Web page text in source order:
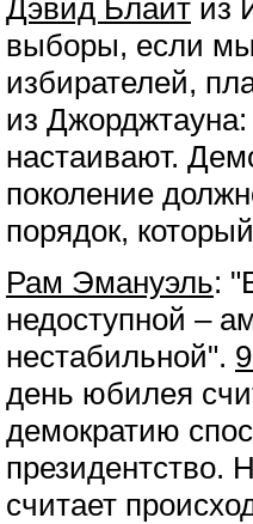
Дэвид Блайт из
выборы, если
избирателей,
из
настаивают.
поколение
порядок,
Рам Эмануэль:
недоступной –
нестабильной".
день юбилея
демократию
президентство.
считает